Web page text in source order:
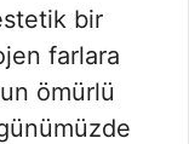
bir
farlara
ömürlü